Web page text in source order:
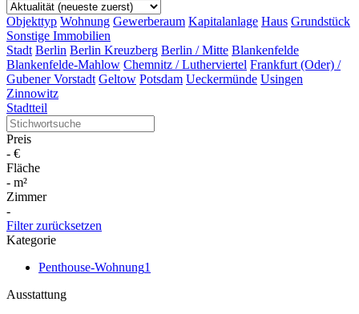
Objekttyp Wohnung Gewerberaum Kapitalanlage Haus Grundstück
Sonstige Immobilien
Stadt Berlin Berlin Kreuzberg Berlin / Mitte Blankenfelde
Blankenfelde-Mahlow Chemnitz / Lutherviertel Frankfurt (Oder) /
Gubener Vorstadt Geltow Potsdam Ueckermünde Usingen
Zinnowitz
Stadtteil
Preis
- €
Fläche
- m²
Zimmer
-
Filter zurücksetzen
Kategorie
Penthouse-Wohnung1
Ausstattung